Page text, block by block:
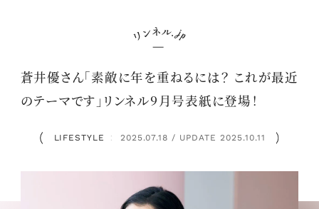
蒼井優さん「素敵に年を重ねるには？ これが最近
のテーマです」リンネル9月号表紙に登場！
LIFESTYLE ： 2025.07.18 / UPDATE 2025.10.11